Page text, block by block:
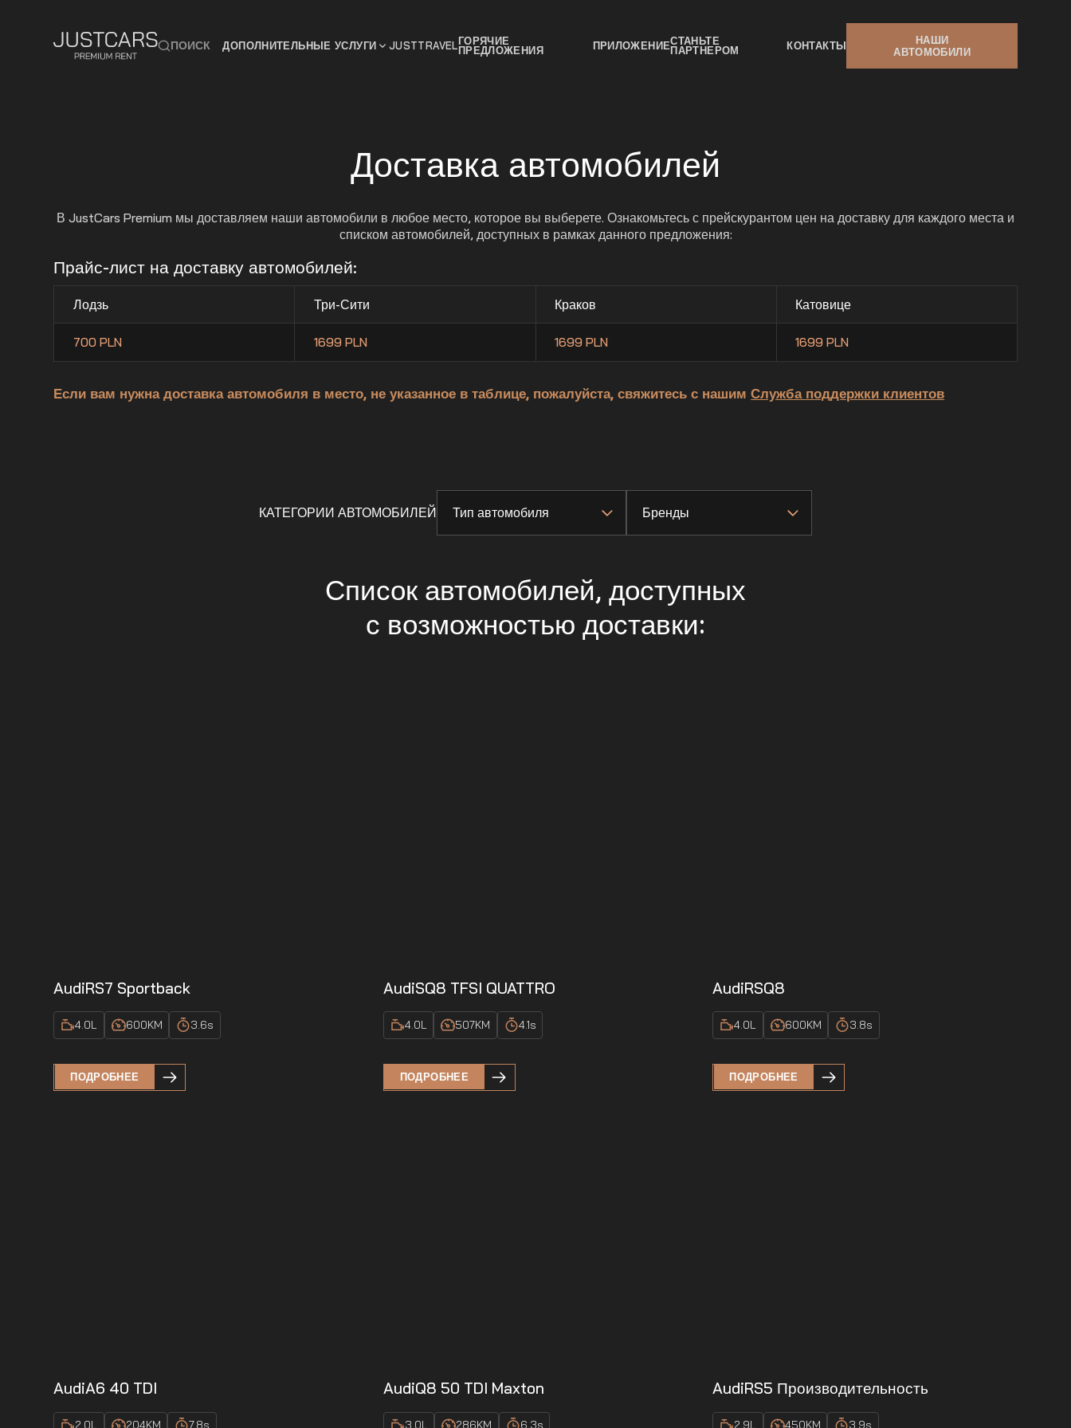
ПОИСК ДОПОЛНИТЕЛЬНЫЕ УСЛУГИ JUSTTRAVELГОРЯЧИЕ
ПРЕДЛОЖЕНИЯ ПРИЛОЖЕНИЕСТАНЬТЕ
ПАРТНЕРОМ КОНТАКТЫ
НАШИ
АВТОМОБИЛИ
Доставка автомобилей
В JustCars Premium мы доставляем наши автомобили в любое место, которое вы выберете. Ознакомьтесь с прейскурантом цен на доставку для каждого места и
списком автомобилей, доступных в рамках данного предложения:
Прайс-лист на доставку автомобилей:
Лодзь
700 PLN
Три-Сити
1699 PLN
Краков
1699 PLN
Катовице
1699 PLN
Если вам нужна доставка автомобиля в место, не указанное в таблице, пожалуйста, свяжитесь с нашимСлужба поддержки клиентов
КАТЕГОРИИ АВТОМОБИЛЕЙ Тип автомобиля Бренды
Список автомобилей, доступных
с возможностью доставки:
AudiRS7 Sportback
4.0L 600KM 3.6s
ПОДРОБНЕЕ
AudiSQ8 TFSI QUATTRO
4.0L 507KM 4.1s
ПОДРОБНЕЕ
AudiRSQ8
4.0L 600KM 3.8s
ПОДРОБНЕЕ
AudiA6 40 TDI
2.0L 204KM 7.8s
AudiQ8 50 TDI Maxton
3.0L 286KM 6.3s
AudiRS5 Производительность
2.9L 450KM 3.9s